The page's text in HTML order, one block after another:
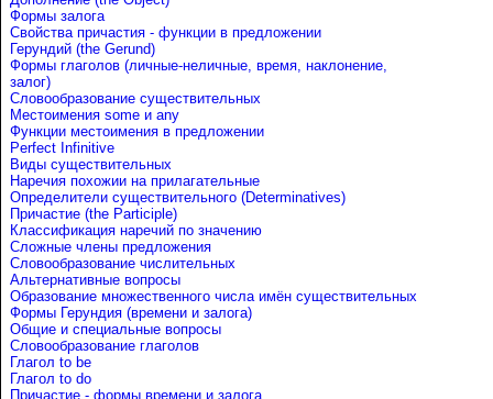
Формы залога
Свойства причастия - функции в предложении
Герундий (the Gerund)
Формы глаголов (личные-неличные, время, наклонение,
залог)
Словообразование существительных
Местоимения some и any
Функции местоимения в предложении
Perfect Infinitive
Виды существительных
Наречия похожии на прилагательные
Определители существительного (Determinatives)
Причастие (the Participle)
Классификация наречий по значению
Сложные члены предложения
Словообразование числительных
Альтернативные вопросы
Образование множественного числа имён существительных
Формы Герундия (времени и залога)
Общие и специальные вопросы
Словообразование глаголов
Глагол to be
Глагол to do
Причастие - формы времени и залога